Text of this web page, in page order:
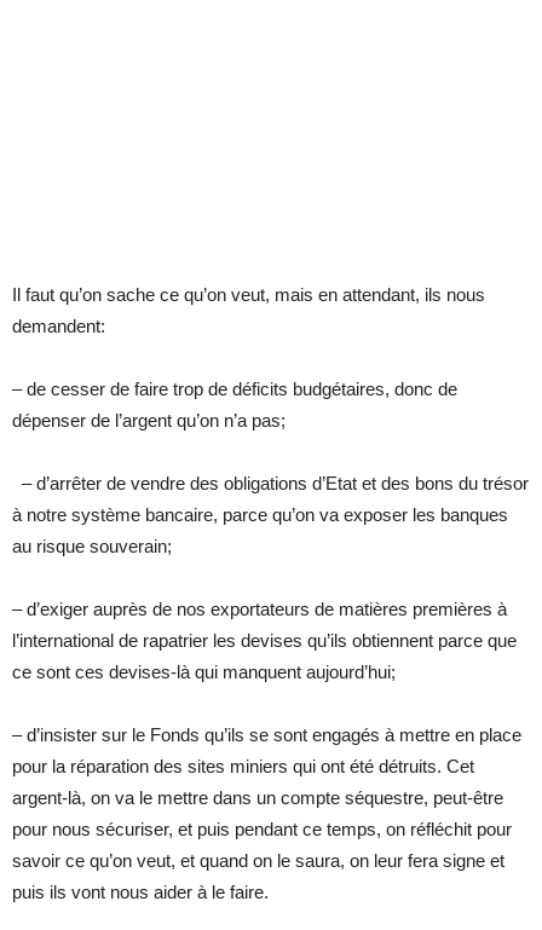
Il faut qu’on sache ce qu’on veut, mais en attendant, ils nous
demandent:
– de cesser de faire trop de déficits budgétaires, donc de
dépenser de l’argent qu’on n’a pas;
– d’arrêter de vendre des obligations d’Etat et des bons du trésor
à notre système bancaire, parce qu’on va exposer les banques
au risque souverain;
– d’exiger auprès de nos exportateurs de matières premières à
l’international de rapatrier les devises qu’ils obtiennent parce que
ce sont ces devises-là qui manquent aujourd’hui;
– d’insister sur le Fonds qu’ils se sont engagés à mettre en place
pour la réparation des sites miniers qui ont été détruits. Cet
argent-là, on va le mettre dans un compte séquestre, peut-être
pour nous sécuriser, et puis pendant ce temps, on réfléchit pour
savoir ce qu’on veut, et quand on le saura, on leur fera signe et
puis ils vont nous aider à le faire.